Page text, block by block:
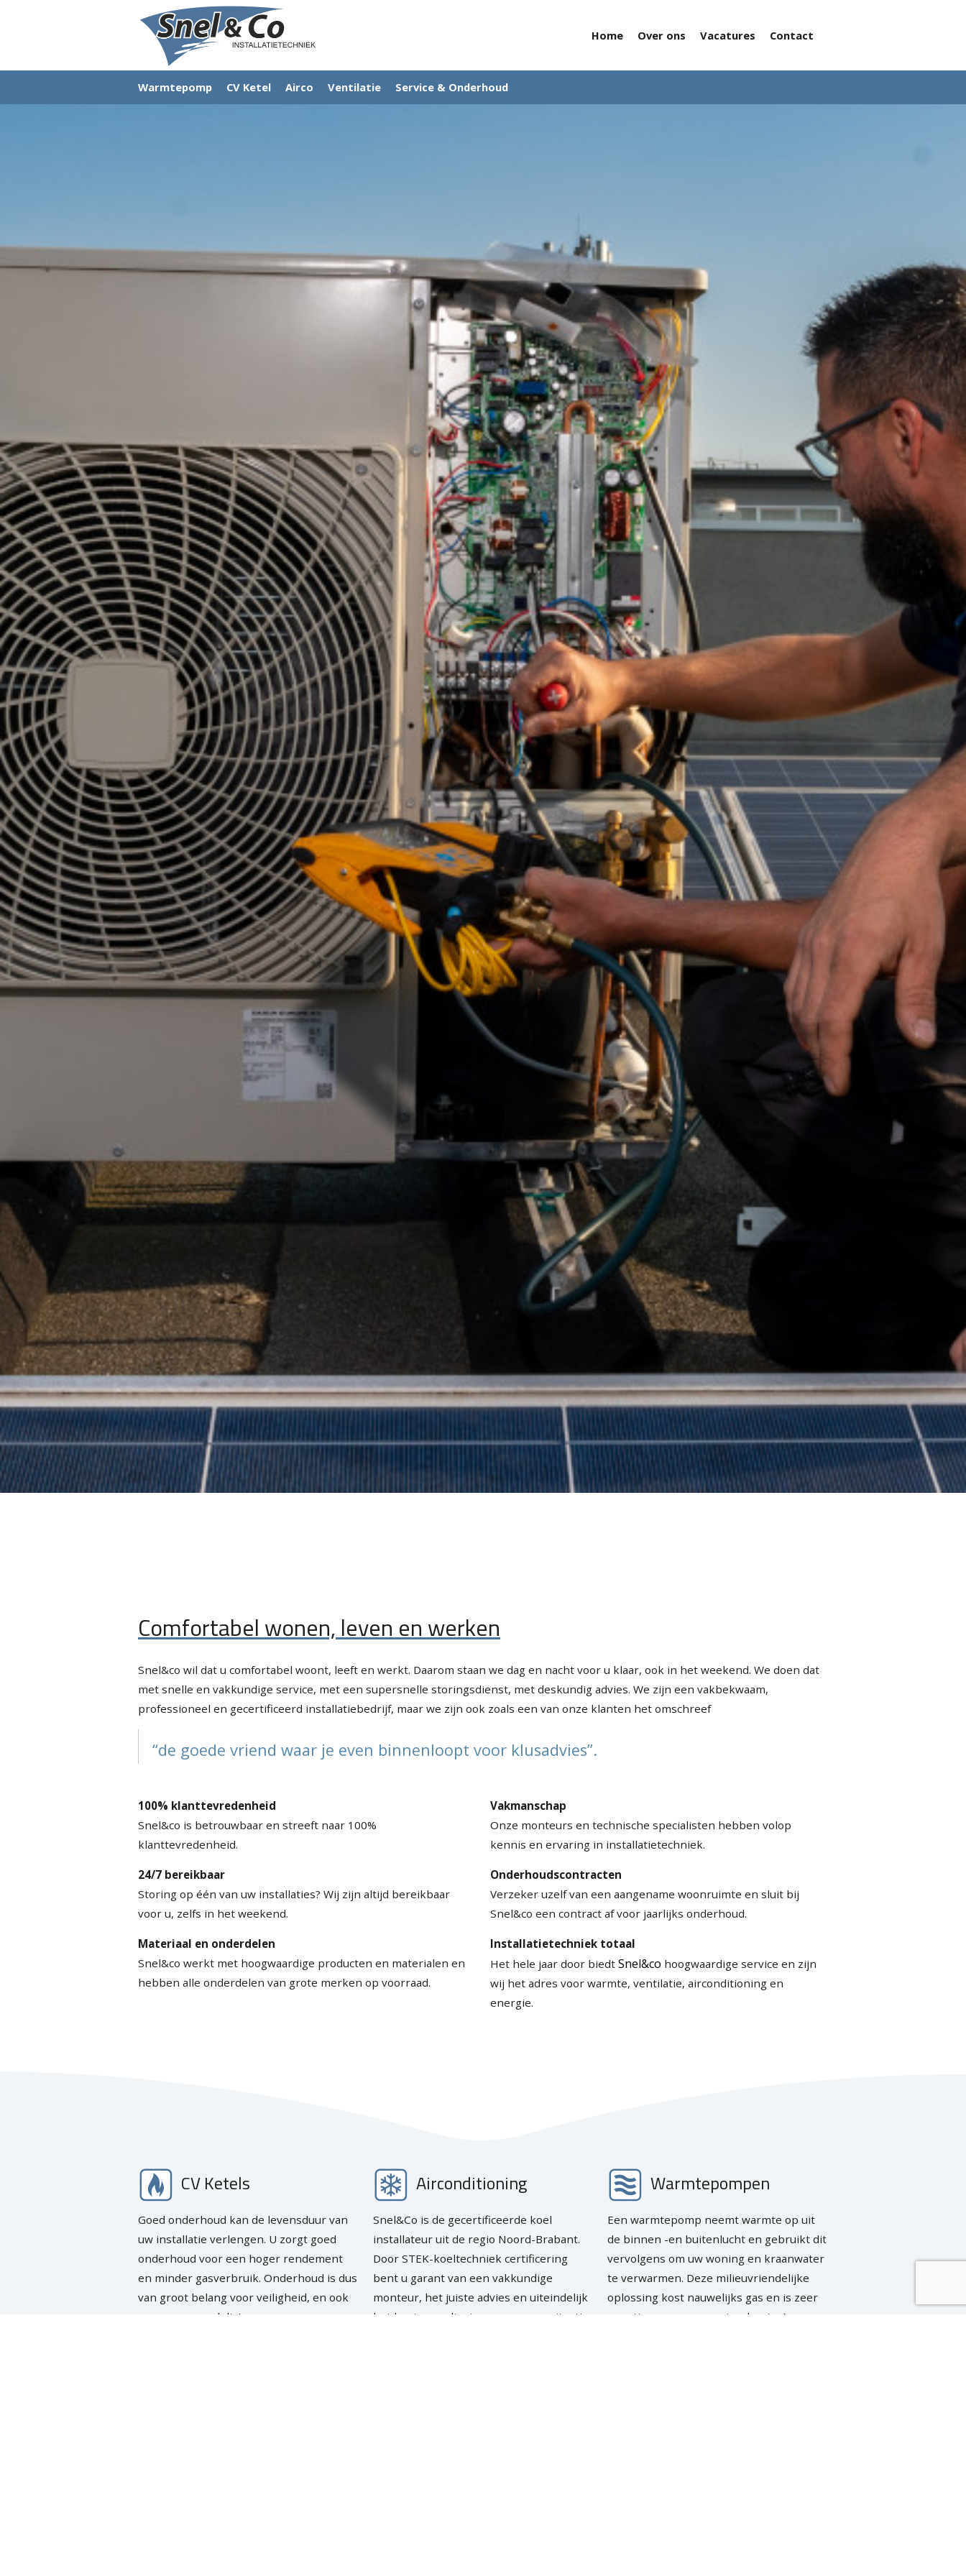
Home Over ons Vacatures Contact
Warmtepomp CV Ketel Airco Ventilatie Service & Onderhoud
Comfortabel wonen, leven en werken
Snel&co wil dat u comfortabel woont, leeft en werkt. Daarom staan we dag en nacht voor u klaar, ook in het weekend. We doen dat
met snelle en vakkundige service, met een supersnelle storingsdienst, met deskundig advies. We zijn een vakbekwaam,
professioneel en gecertificeerd installatiebedrijf, maar we zijn ook zoals een van onze klanten het omschreef
“de goede vriend waar je even binnenloopt voor klusadvies”.
100% klanttevredenheid
Snel&co is betrouwbaar en streeft naar 100%
klanttevredenheid.
Vakmanschap
Onze monteurs en technische specialisten hebben volop
kennis en ervaring in installatietechniek.
24/7 bereikbaar
Storing op één van uw installaties? Wij zijn altijd bereikbaar
voor u, zelfs in het weekend.
Onderhoudscontracten
Verzeker uzelf van een aangename woonruimte en sluit bij
Snel&co een contract af voor jaarlijks onderhoud.
Materiaal en onderdelen
Snel&co werkt met hoogwaardige producten en materialen en
hebben alle onderdelen van grote merken op voorraad.
Installatietechniek totaal
Het hele jaar door biedt Snel&co hoogwaardige service en zijn
wij het adres voor warmte, ventilatie, airconditioning en
energie.
CV Ketels
Goed onderhoud kan de levensduur van
uw installatie verlengen. U zorgt goed
onderhoud voor een hoger rendement
en minder gasverbruik. Onderhoud is dus
van groot belang voor veiligheid, en ook
nog eens voordelig!
Airconditioning
Snel&Co is de gecertificeerde koel
installateur uit de regio Noord-Brabant.
Door STEK-koeltechniek certificering
bent u garant van een vakkundige
monteur, het juiste advies en uiteindelijk
het beste resultaat voor uw woonsituatie.
Warmtepompen
Een warmtepomp neemt warmte op uit
de binnen -en buitenlucht en gebruikt dit
vervolgens om uw woning en kraanwater
te verwarmen. Deze milieuvriendelijke
oplossing kost nauwelijks gas en is zeer
gunstig voor uw energierekening!